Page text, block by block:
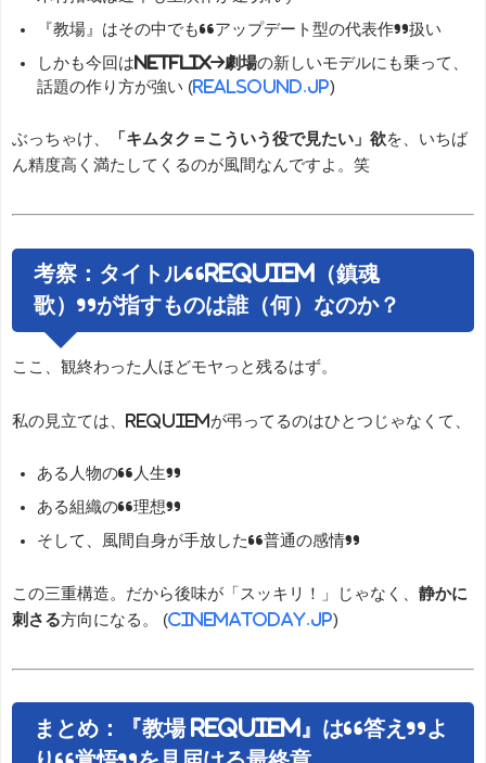
『教場』はその中でも“アップデート型の代表作”扱い
しかも今回は Netflix→劇場の新しいモデルにも乗って、
話題の作り方が強い (realsound.jp)
ぶっちゃけ、 「キムタク＝こういう役で見たい」欲を、いちば
ん精度高く満たしてくるのが風間なんですよ。笑
考察：タイトル“Requiem（鎮魂
歌）”が指すものは誰（何）なのか？
ここ、観終わった人ほどモヤっと残るはず。
私の見立ては、Requiemが弔ってるのはひとつじゃなくて、
ある人物の“人生”
ある組織の“理想”
そして、風間自身が手放した“普通の感情”
この三重構造。だから後味が「スッキリ！」じゃなく、 静かに
刺さる方向になる。 (cinematoday.jp)
まとめ：『教場 Requiem』は“答え”よ